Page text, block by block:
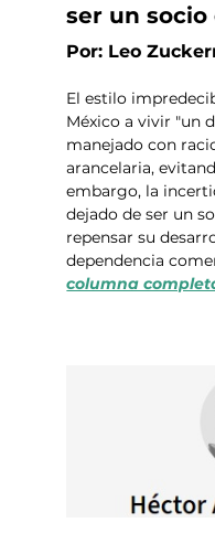
ser un
Por: Leo
El estilo
México a vivir "un
manejado con
arancelaria,
embargo, la
dejado de ser un
repensar su
dependencia
columna